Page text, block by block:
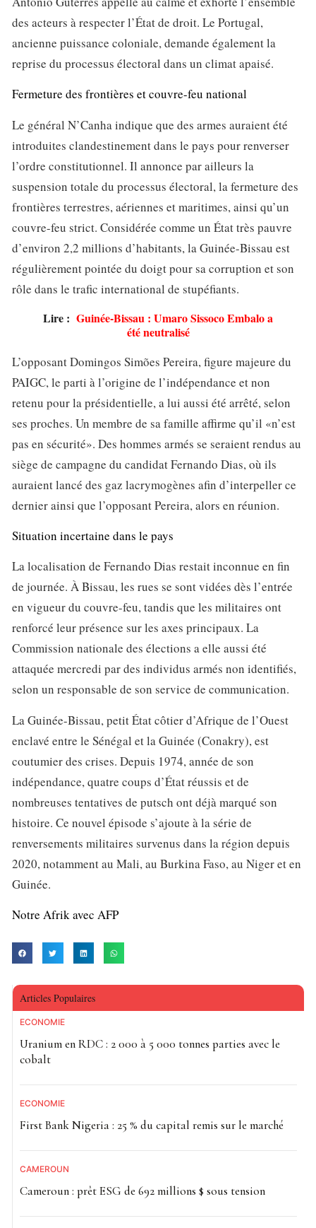
des acteurs à respecter l’État de droit. Le Portugal,
ancienne puissance coloniale, demande également la
reprise du processus électoral dans un climat apaisé.
Fermeture des frontières et couvre-feu national
Le général N’Canha indique que des armes auraient été
introduites clandestinement dans le pays pour renverser
l’ordre constitutionnel. Il annonce par ailleurs la
suspension totale du processus électoral, la fermeture des
frontières terrestres, aériennes et maritimes, ainsi qu’un
couvre-feu strict. Considérée comme un État très pauvre
d’environ 2,2 millions d’habitants, la Guinée-Bissau est
régulièrement pointée du doigt pour sa corruption et son
rôle dans le trafic international de stupéfiants.
Lire : Guinée-Bissau : Umaro Sissoco Embalo a
été neutralisé
L’opposant Domingos Simões Pereira, figure majeure du
PAIGC, le parti à l’origine de l’indépendance et non
retenu pour la présidentielle, a lui aussi été arrêté, selon
ses proches. Un membre de sa famille affirme qu’il «n’est
pas en sécurité». Des hommes armés se seraient rendus au
siège de campagne du candidat Fernando Dias, où ils
auraient lancé des gaz lacrymogènes afin d’interpeller ce
dernier ainsi que l’opposant Pereira, alors en réunion.
Situation incertaine dans le pays
La localisation de Fernando Dias restait inconnue en fin
de journée. À Bissau, les rues se sont vidées dès l’entrée
en vigueur du couvre-feu, tandis que les militaires ont
renforcé leur présence sur les axes principaux. La
Commission nationale des élections a elle aussi été
attaquée mercredi par des individus armés non identifiés,
selon un responsable de son service de communication.
La Guinée-Bissau, petit État côtier d’Afrique de l’Ouest
enclavé entre le Sénégal et la Guinée (Conakry), est
coutumier des crises. Depuis 1974, année de son
indépendance, quatre coups d’État réussis et de
nombreuses tentatives de putsch ont déjà marqué son
histoire. Ce nouvel épisode s’ajoute à la série de
renversements militaires survenus dans la région depuis
2020, notamment au Mali, au Burkina Faso, au Niger et en
Guinée.
Notre Afrik avec AFP
Articles Populaires
ECONOMIE
Uranium en RDC : 2 000 à 5 000 tonnes parties avec le
cobalt
ECONOMIE
First Bank Nigeria : 25 % du capital remis sur le marché
CAMEROUN
Cameroun : prêt ESG de 692 millions $ sous tension